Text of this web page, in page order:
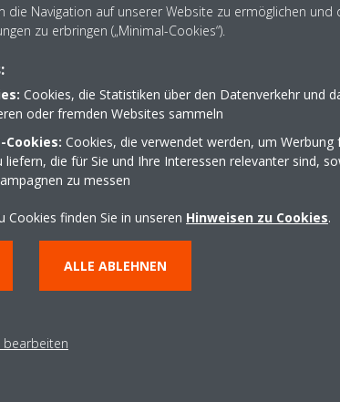
der
die die Nutzung unserer Fernüberwachungsservices
die Navigation auf unserer Website zu ermöglichen und
zu erbringen („Minimal-Cookies“).
Cookies, die Statistiken über den Datenverkehr und
oder fremden Websites sammeln
Cookies, die verwendet werden, um Werbung
die für Sie und Ihre Interessen relevanter sind,
zu messen
finden Sie in unseren Hinweisen zu Cookies.
ALLE ABLEHNEN
bearbeiten